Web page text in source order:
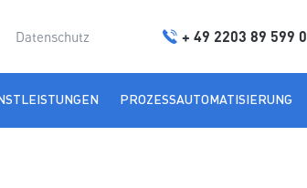
Datenschutz + 49 2203 89 599 0
PROZESSAUTOMATISIERUNG